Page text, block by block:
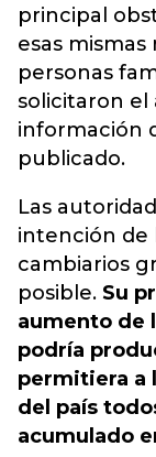
principal
esas
personas
solicitaron el
información
publicado.
Las
intención de
cambiarios
posible. Su
aumento de
podría
permitiera a
del país
acumulado